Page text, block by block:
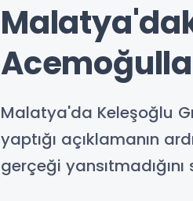
Malatya'da Keleşoğlu
yaptığı açıklamanın
gerçeği